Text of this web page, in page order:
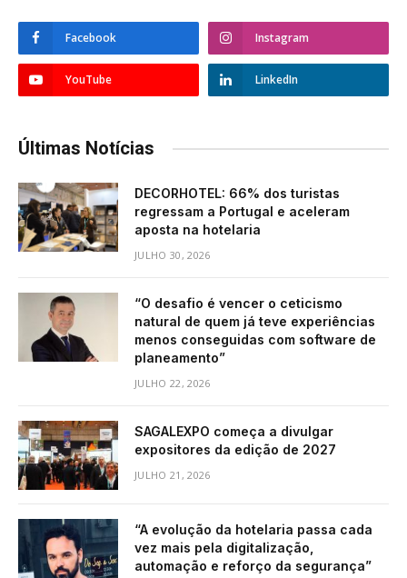
Facebook Instagram
YouTube LinkedIn
Últimas Notícias
DECORHOTEL: 66% dos turistas
regressam a Portugal e aceleram
aposta na hotelaria
JULHO 30, 2026
“O desafio é vencer o ceticismo
natural de quem já teve experiências
menos conseguidas com software de
planeamento”
JULHO 22, 2026
SAGALEXPO começa a divulgar
expositores da edição de 2027
JULHO 21, 2026
“A evolução da hotelaria passa cada
vez mais pela digitalização,
automação e reforço da segurança”